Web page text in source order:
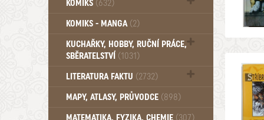
KOMIKS (632)
Komiks - Čtyřlístek (234)
KOMIKS - MANGA (2)
KUCHAŘKY, HOBBY, RUČNÍ PRÁCE,
SBĚRATELSTVÍ (1031)
Dům a byt (102)
LITERATURA FAKTU (2732)
Katalogy (503)
MAPY, ATLASY, PRŮVODCE (898)
MATEMATIKA, FYZIKA, CHEMIE (307)